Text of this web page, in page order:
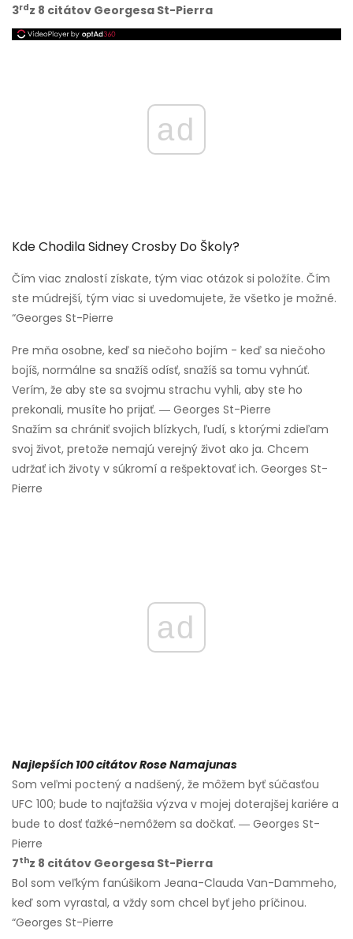
3rdz 8 citátov Georgesa St-Pierra
ad
Kde Chodila Sidney Crosby Do Školy?
Čím viac znalostí získate, tým viac otázok si položíte. Čím
ste múdrejší, tým viac si uvedomujete, že všetko je možné.
“Georges St-Pierre
Pre mňa osobne, keď sa niečoho bojím - keď sa niečoho
bojíš, normálne sa snažíš odísť, snažíš sa tomu vyhnúť.
Verím, že aby ste sa svojmu strachu vyhli, aby ste ho
prekonali, musíte ho prijať. ― Georges St-Pierre
Snažím sa chrániť svojich blízkych, ľudí, s ktorými zdieľam
svoj život, pretože nemajú verejný život ako ja. Chcem
udržať ich životy v súkromí a rešpektovať ich. Georges St-
Pierre
ad
Najlepších 100 citátov Rose Namajunas
Som veľmi poctený a nadšený, že môžem byť súčasťou
UFC 100; bude to najťažšia výzva v mojej doterajšej kariére a
bude to dosť ťažké-nemôžem sa dočkať. ― Georges St-
Pierre
7thz 8 citátov Georgesa St-Pierra
Bol som veľkým fanúšikom Jeana-Clauda Van-Dammeho,
keď som vyrastal, a vždy som chcel byť jeho príčinou.
“Georges St-Pierre